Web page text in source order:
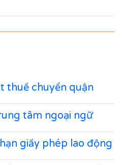
thuế chuyển quận
tâm ngoại ngữ
giấy phép lao động